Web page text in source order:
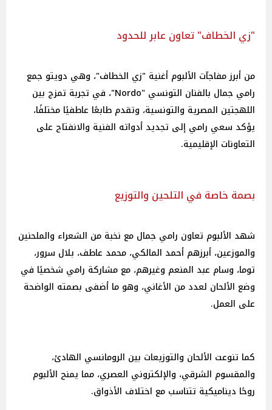
"زي الخطاف" تعاون عابر للحدود
من أبرز مفاجآت الألبوم أغنية "زي الخطاف"، وهي دويتو جمع
رامي جمال بالفنان التونسي "Nordo"، في تجربة تمزج بين
اللهجتين المصرية والتونسية، وتقدم طابعًا عاطفيًا مختلفًا،
يؤكد سعي رامي إلى تجديد أدواته الفنية والانفتاح على
التعاونات الإقليمية.
بصمة خاصة في التلحين والتوزيع
شهد الألبوم تعاون رامي جمال مع نخبة من الشعراء والملحنين
والموزعين، أبرزهم أحمد المالكي، محمد عاطف، بلال سرور،
توما، وسام عبد المنعم وغيرهم، مع مشاركة رامي شخصيًا في
وضع الألحان لعدد من الأغاني، وهو ما أضفى بصمته الواضحة
على العمل.
كما تنوعت الألحان والتوزيعات بين الرومانسي الهادئ،
والمقسوم الشرقي، والإلكتروني العصري، مما يمنح الألبوم
روحًا ديناميكية تتناسب مع اختلاف الأذواق.